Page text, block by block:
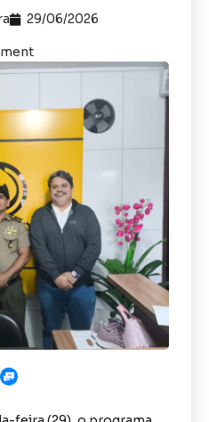
29/06/2026